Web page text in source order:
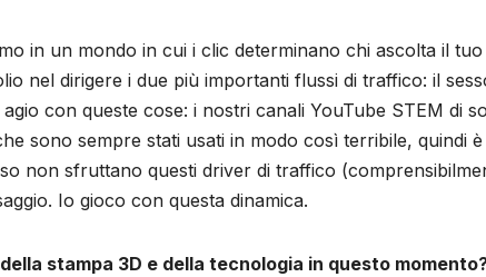
in un mondo in cui i clic determinano chi ascolta il tuo
nel dirigere i due più importanti flussi di traffico: il
con queste cose: i nostri canali YouTube STEM di
sono sempre stati usati in modo così terribile, quindi
non sfruttano questi driver di traffico
Io gioco con questa dinamica.
stampa 3D e della tecnologia in questo